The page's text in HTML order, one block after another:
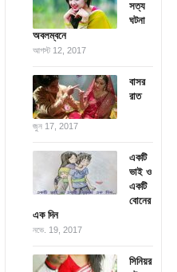
সত্য
ঘটনা
অবলম্বনে
আগস্ট 12, 2017
বাসর
রাত
জুন 17, 2017
একটি
ভাই ও
একটি
বোনের
এক দিন
নভে. 19, 2017
সিনিয়র